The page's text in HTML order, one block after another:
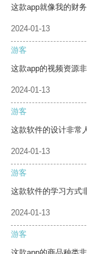
这款app就像我的财
2024-01-13
游客
这款app的视频资源
2024-01-13
游客
这款软件的设计非常
2024-01-13
游客
这款软件的学习方式
2024-01-13
游客